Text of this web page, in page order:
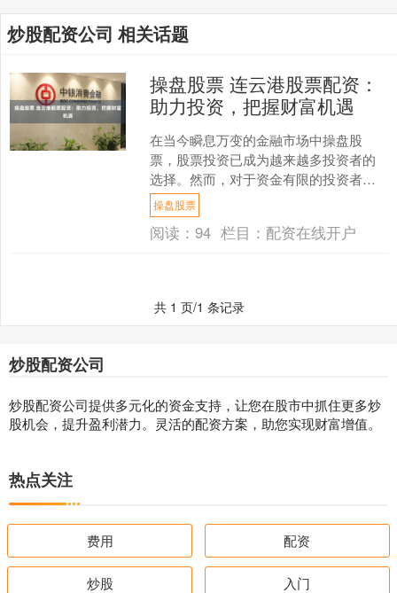
炒股配资公司 相关话题
操盘股票 连云港股票配资：
助力投资，把握财富机遇
在当今瞬息万变的金融市场中操盘股
票，股票投资已成为越来越多投资者的
选择。然而，对于资金有限的投资者来
说，股票配资服务可以提供杠杆作用，
放大投资收益。连云港股票配....
操盘股票
阅读：94 栏目： 配资在线开户
共 1 页/1 条记录
炒股配资公司
炒股配资公司提供多元化的资金支持，让您在股市中抓住更多炒
股机会，提升盈利潜力。灵活的配资方案，助您实现财富增值。
热点关注
费用 配资
炒股 入门